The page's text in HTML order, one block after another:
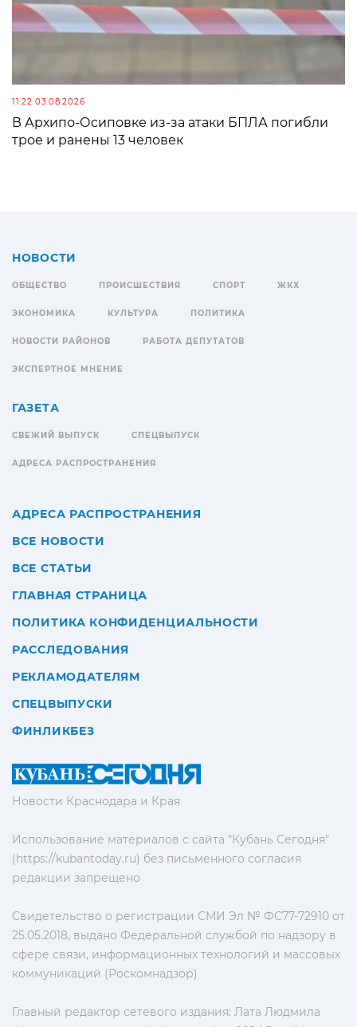
11:22 03.08.2026
В Архипо-Осиповке из-за атаки БПЛА погибли
трое и ранены 13 человек
Новости Краснодара и Края
Использование материалов с сайта "Кубань Сегодня"
(https://kubantoday.ru) без письменного согласия
редакции запрещено
Свидетельство о регистрации СМИ Эл № ФС77-72910 от
25.05.2018, выдано Федеральной службой по надзору в
сфере связи, информационных технологий и массовых
коммуникаций (Роскомнадзор)
Главный редактор сетевого издания: Лата Людмила
НОВОСТИ
ОБЩЕСТВО ПРОИСШЕСТВИЯ СПОРТ ЖКХ
ЭКОНОМИКА КУЛЬТУРА ПОЛИТИКА
НОВОСТИ РАЙОНОВ РАБОТА ДЕПУТАТОВ
ЭКСПЕРТНОЕ МНЕНИЕ
ГАЗЕТА
СВЕЖИЙ ВЫПУСК СПЕЦВЫПУСК
АДРЕСА РАСПРОСТРАНЕНИЯ
АДРЕСА РАСПРОСТРАНЕНИЯ
ВСЕ НОВОСТИ
ВСЕ СТАТЬИ
ГЛАВНАЯ СТРАНИЦА
ПОЛИТИКА КОНФИДЕНЦИАЛЬНОСТИ
РАССЛЕДОВАНИЯ
РЕКЛАМОДАТЕЛЯМ
СПЕЦВЫПУСКИ
ФИНЛИКБЕЗ